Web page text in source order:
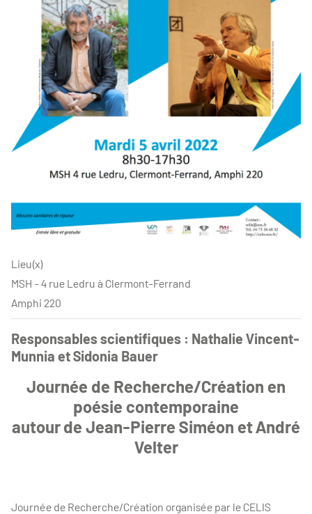
Lieu(x)
MSH - 4 rue Ledru à Clermont-Ferrand
Amphi 220
Responsables scientifiques : Nathalie Vincent-
Munnia et Sidonia Bauer
Journée de Recherche/Création en
poésie contemporaine
autour de Jean-Pierre Siméon et André
Velter
Journée de Recherche/Création organisée par le CELIS